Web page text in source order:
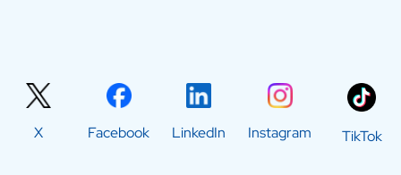
X Facebook LinkedIn Instagram TikTok